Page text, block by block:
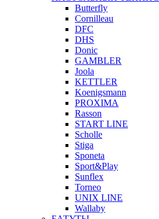
Butterfly
Cornilleau
DFC
DHS
Donic
GAMBLER
Joola
KETTLER
Koenigsmann
PROXIMA
Rasson
START LINE
Scholle
Stiga
Sponeta
Sport&Play
Sunflex
Torneo
UNIX LINE
Wallaby